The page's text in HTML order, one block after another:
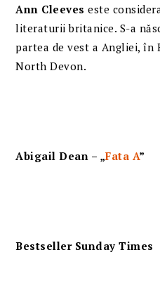
Ann Cleeves este
literaturii britanice. S-a
partea de vest a Angliei, în
North Devon.
Abigail Dean – „Fata A”
Bestseller Sunday Times